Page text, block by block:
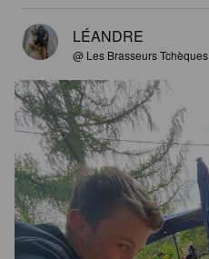
LÉANDRE
@ Les Brasseurs Tchèques